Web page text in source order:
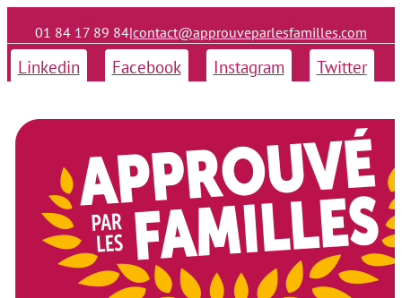
01 84 17 89 84|contact@approuveparlesfamilles.com
Linkedin Facebook Instagram Twitter